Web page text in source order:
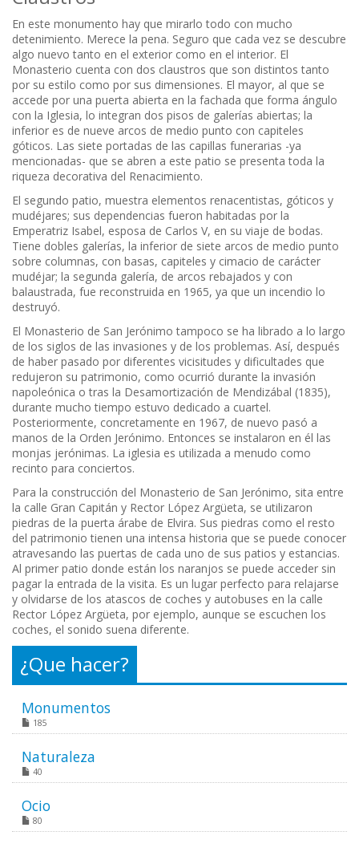
En este monumento hay que mirarlo todo con mucho
detenimiento. Merece la pena. Seguro que cada vez se descubre
algo nuevo tanto en el exterior como en el interior. El
Monasterio cuenta con dos claustros que son distintos tanto
por su estilo como por sus dimensiones. El mayor, al que se
accede por una puerta abierta en la fachada que forma ángulo
con la Iglesia, lo integran dos pisos de galerías abiertas; la
inferior es de nueve arcos de medio punto con capiteles
góticos. Las siete portadas de las capillas funerarias -ya
mencionadas- que se abren a este patio se presenta toda la
riqueza decorativa del Renacimiento.
El segundo patio, muestra elementos renacentistas, góticos y
mudéjares; sus dependencias fueron habitadas por la
Emperatriz Isabel, esposa de Carlos V, en su viaje de bodas.
Tiene dobles galerías, la inferior de siete arcos de medio punto
sobre columnas, con basas, capiteles y cimacio de carácter
mudéjar; la segunda galería, de arcos rebajados y con
balaustrada, fue reconstruida en 1965, ya que un incendio lo
destruyó.
El Monasterio de San Jerónimo tampoco se ha librado a lo largo
de los siglos de las invasiones y de los problemas. Así, después
de haber pasado por diferentes vicisitudes y dificultades que
redujeron su patrimonio, como ocurrió durante la invasión
napoleónica o tras la Desamortización de Mendizábal (1835),
durante mucho tiempo estuvo dedicado a cuartel.
Posteriormente, concretamente en 1967, de nuevo pasó a
manos de la Orden Jerónimo. Entonces se instalaron en él las
monjas jerónimas. La iglesia es utilizada a menudo como
recinto para conciertos.
Para la construcción del Monasterio de San Jerónimo, sita entre
la calle Gran Capitán y Rector López Argüeta, se utilizaron
piedras de la puerta árabe de Elvira. Sus piedras como el resto
del patrimonio tienen una intensa historia que se puede conocer
atravesando las puertas de cada uno de sus patios y estancias.
Al primer patio donde están los naranjos se puede acceder sin
pagar la entrada de la visita. Es un lugar perfecto para relajarse
y olvidarse de los atascos de coches y autobuses en la calle
Rector López Argüeta, por ejemplo, aunque se escuchen los
coches, el sonido suena diferente.
¿Que hacer?
Monumentos
185
Naturaleza
40
Ocio
80